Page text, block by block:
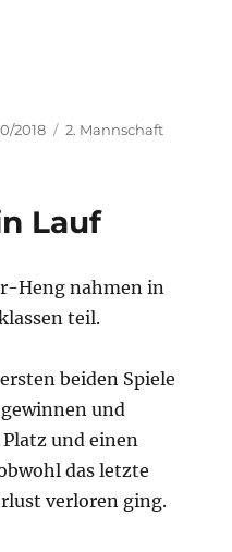
2018 Kategorien
2. Mannschaft
Lauf
Heng nahmen in
teil.
beiden Spiele
und
und einen
das letzte
verloren ging.